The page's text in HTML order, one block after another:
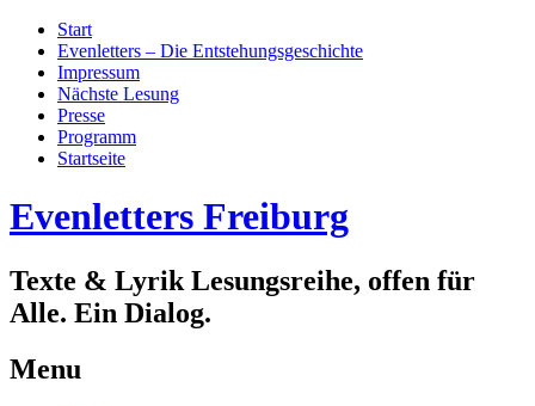
Start
Evenletters – Die Entstehungsgeschichte
Impressum
Nächste Lesung
Presse
Programm
Startseite
Evenletters Freiburg
Texte & Lyrik Lesungsreihe, offen für
Alle. Ein Dialog.
Menu